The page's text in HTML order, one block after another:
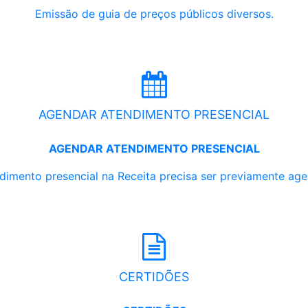
Emissão de guia de preços públicos diversos.
AGENDAR ATENDIMENTO PRESENCIAL
AGENDAR ATENDIMENTO PRESENCIAL
presencial na Receita precisa ser previamente
CERTIDÕES